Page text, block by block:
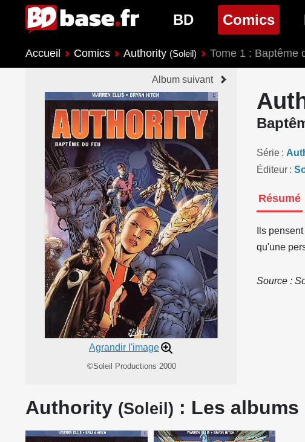
BD
Nouveautés BD
Prochaines sorties BD
Genres BD
Comics
Nouveautés
Genres Comics
Accueil Comics Authority (Soleil) Tome 1 : Baptême
Album suivant
Agrandir l'image
©Soleil Productions 2000
Série
Éditeur
Résumé
Ils
qu'une
Source :
Authority (Soleil) : Les albums